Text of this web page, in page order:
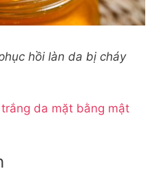
hồi làn da bị cháy
da mặt bằng mật